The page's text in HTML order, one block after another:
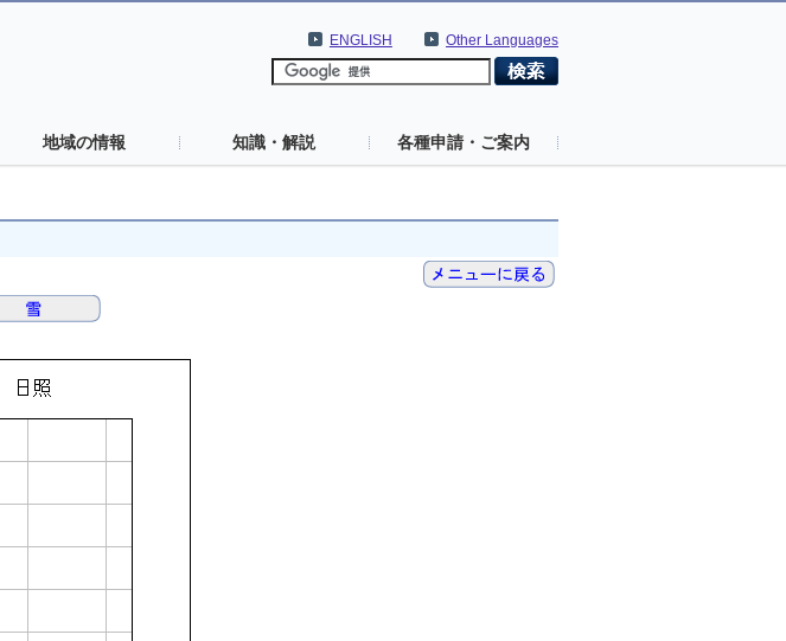
Other Languages
ENGLISH
地域の情報 知識・解説 各種申請・ご案内